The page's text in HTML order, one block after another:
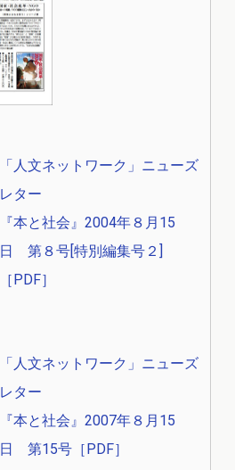
「人文ネットワーク」ニューズ
レター
『本と社会』2004年８月15
日 第８号[特別編集号２]
［PDF］
「人文ネットワーク」ニューズ
レター
『本と社会』2007年８月15
日 第15号［PDF］